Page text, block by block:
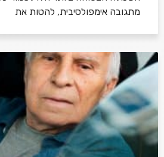
מתגובה אימפולסיבית, להטות את